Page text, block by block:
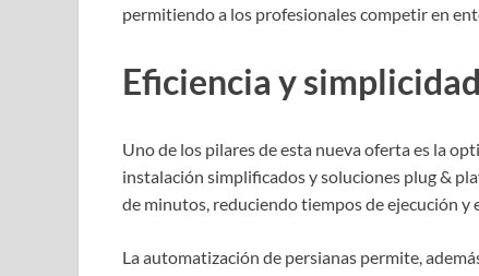
permitiendo a los profesionales competir en
Eficiencia y
Uno de los pilares de esta nueva oferta es la
instalación simplificados y soluciones plug &
de minutos, reduciendo tiempos de ejecución y
La automatización de persianas permite,